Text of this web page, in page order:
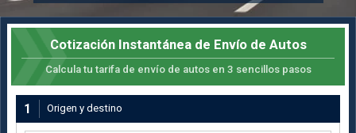
Cotización Instantánea de Envío de Autos
Calcula tu tarifa de envío de autos en 3 sencillos pasos
1 Origen y destino